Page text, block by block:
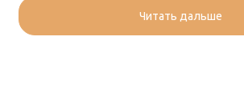
Читать дальше